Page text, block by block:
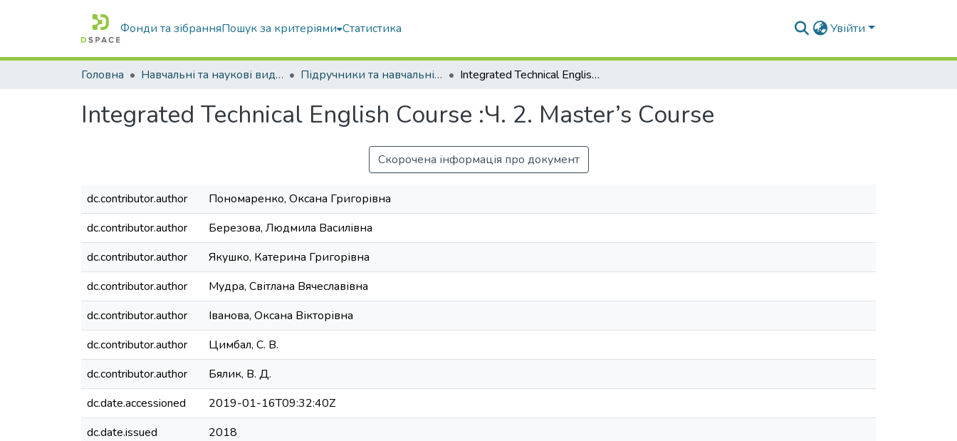
Фонди та зібранняПошук за критеріями Статистика Увійти
Головна Навчальні та наукові видання Підручники та навчальні посібники Integrated Technical English Course :Ч. 2. Master’s Course
Integrated Technical English Course :Ч. 2. Master’s Course
Скорочена інформація про документ
dc.contributor.author
Пономаренко, Оксана Григорівна
dc.contributor.author
Березова, Людмила Василівна
dc.contributor.author
Якушко, Катерина Григорівна
dc.contributor.author
Мудра, Світлана Вячеславівна
dc.contributor.author
Іванова, Оксана Вікторівна
dc.contributor.author
Цимбал, С. В.
dc.contributor.author
Бялик, В. Д.
dc.date.accessioned
2019-01-16T09:32:40Z
dc.date.issued
2018